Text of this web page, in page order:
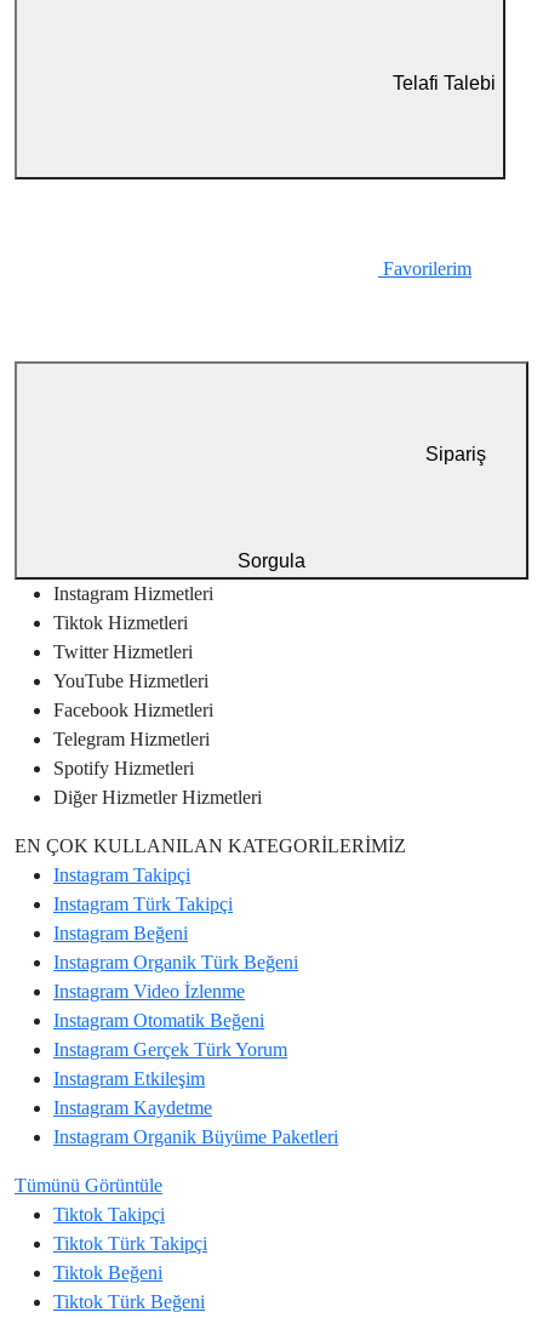
Telafi Talebi
Favorilerim
Sipariş
Sorgula
Instagram Hizmetleri
Tiktok Hizmetleri
Twitter Hizmetleri
YouTube Hizmetleri
Facebook Hizmetleri
Telegram Hizmetleri
Spotify Hizmetleri
Diğer Hizmetler Hizmetleri
EN ÇOK KULLANILAN KATEGORİLERİMİZ
Instagram Takipçi
Instagram Türk Takipçi
Instagram Beğeni
Instagram Organik Türk Beğeni
Instagram Video İzlenme
Instagram Otomatik Beğeni
Instagram Gerçek Türk Yorum
Instagram Etkileşim
Instagram Kaydetme
Instagram Organik Büyüme Paketleri
Tümünü Görüntüle
Tiktok Takipçi
Tiktok Türk Takipçi
Tiktok Beğeni
Tiktok Türk Beğeni